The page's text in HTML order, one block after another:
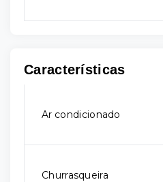
Características
Ar condicionado
Churrasqueira